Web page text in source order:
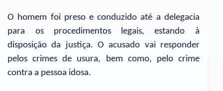
O homem foi preso e conduzido até a delegacia
para os procedimentos legais, estando à
disposição da justiça. O acusado vai responder
pelos crimes de usura, bem como, pelo crime
contra a pessoa idosa.